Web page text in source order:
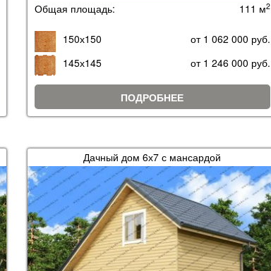
Общая площадь:
111 м2
150х150
от 1 062 000 руб.
145х145
от 1 246 000 руб.
ПОДРОБНЕЕ
Дачный дом 6х7 с мансардой